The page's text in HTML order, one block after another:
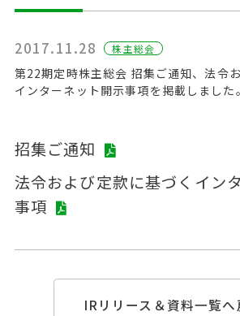
2017.11.28 株主総会
第22期定時株主総会 招集ご通知、法令
インターネット開示事項を掲載しました。
招集ご通知
法令および定款に基づくイン
事項
IRリリース＆資料一覧へ